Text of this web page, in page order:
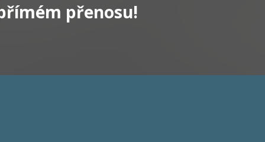
přenosu!